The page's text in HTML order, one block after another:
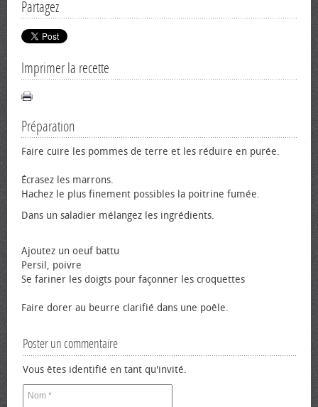
Partagez
Imprimer la recette
Préparation
Faire cuire les pommes de terre et les réduire en purée.
Écrasez les marrons.
Hachez le plus finement possibles la poitrine fumée.
Dans un saladier mélangez les ingrédients.
Ajoutez un œuf battu
Persil, poivre
Se fariner les doigts pour façonner les croquettes
Faire dorer au beurre clarifié dans une poêle.
Poster un commentaire
Vous êtes identifié en tant qu'invité.